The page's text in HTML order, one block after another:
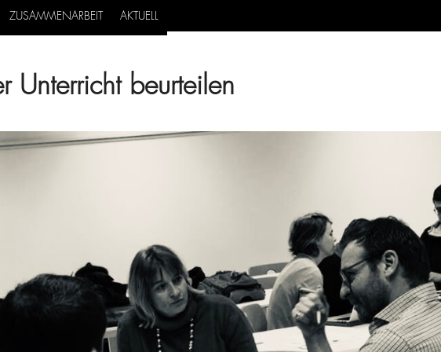
ZUSAMMENARBEIT AKTUELL
Unterricht beurteilen